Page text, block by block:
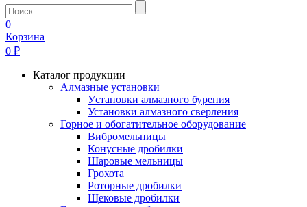
0
Корзина
0 ₽
Каталог продукции
Алмазные установки
Уcтановки алмазного бурения
Установки алмазного сверления
Горное и обогатительное оборудование
Вибромельницы
Конусные дробилки
Шаровые мельницы
Грохота
Роторные дробилки
Щековые дробилки